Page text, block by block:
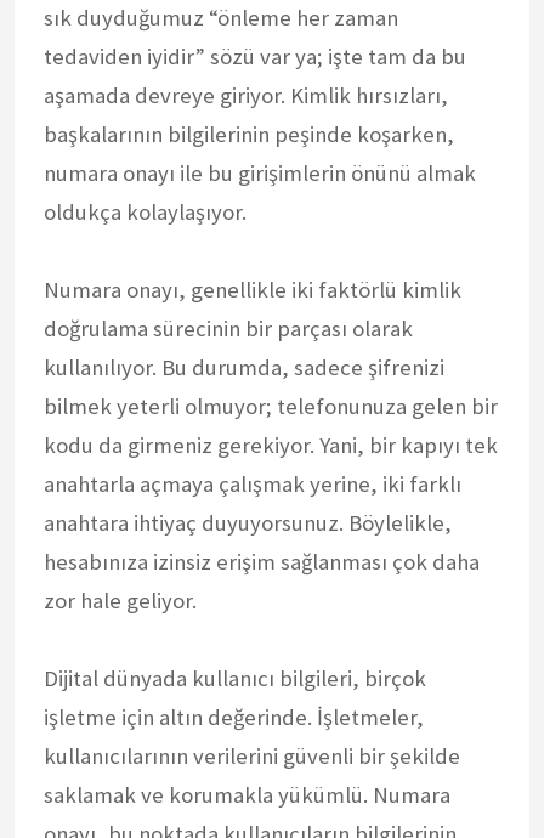
sık duyduğumuz “önleme her zaman
tedaviden iyidir” sözü var ya; işte tam da bu
aşamada devreye giriyor. Kimlik hırsızları,
başkalarının bilgilerinin peşinde koşarken,
numara onayı ile bu girişimlerin önünü almak
oldukça kolaylaşıyor.
Numara onayı, genellikle iki faktörlü kimlik
doğrulama sürecinin bir parçası olarak
kullanılıyor. Bu durumda, sadece şifrenizi
bilmek yeterli olmuyor; telefonunuza gelen bir
kodu da girmeniz gerekiyor. Yani, bir kapıyı tek
anahtarla açmaya çalışmak yerine, iki farklı
anahtara ihtiyaç duyuyorsunuz. Böylelikle,
hesabınıza izinsiz erişim sağlanması çok daha
zor hale geliyor.
Dijital dünyada kullanıcı bilgileri, birçok
işletme için altın değerinde. İşletmeler,
kullanıcılarının verilerini güvenli bir şekilde
saklamak ve korumakla yükümlü. Numara